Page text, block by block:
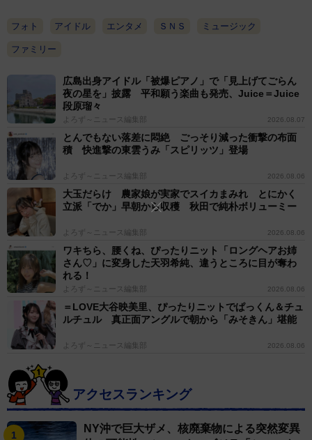
フォト アイドル エンタメ ＳＮＳ ミュージック
ファミリー
広島出身アイドル「被爆ピアノ」で「見上げてごらん
夜の星を」披露 平和願う楽曲も発売、Juice＝Juice
段原瑠々
よろず～ニュース編集部 2026.08.07
とんでもない落差に悶絶 ごっそり減った衝撃の布面
積 快進撃の東雲うみ「スピリッツ」登場
よろず～ニュース編集部 2026.08.06
大玉だらけ 農家娘が実家でスイカまみれ とにかく
立派「でか」早朝から収穫 秋田で純朴ボリューミー
よろず～ニュース編集部 2026.08.06
ワキちら、腰くね、ぴったりニット「ロングヘアお姉
さん♡」に変身した天羽希純、違うところに目が奪わ
れる！
よろず～ニュース編集部 2026.08.06
＝LOVE大谷映美里、ぴったりニットでぱっくん＆チュ
ルチュル 真正面アングルで朝から「みそきん」堪能
よろず～ニュース編集部 2026.08.06
アクセスランキング
NY沖で巨大ザメ、核廃棄物による突然変異